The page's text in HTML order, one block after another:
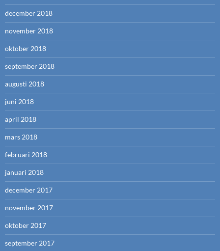
december 2018
november 2018
oktober 2018
september 2018
augusti 2018
juni 2018
april 2018
mars 2018
februari 2018
januari 2018
december 2017
november 2017
oktober 2017
september 2017